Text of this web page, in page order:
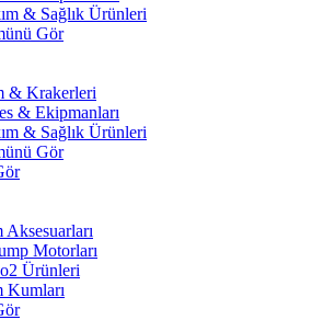
& Sağlık Ürünleri
Gör
& Krakerleri
& Ekipmanları
& Sağlık Ürünleri
Gör
Motorları
Ürünleri
Kumları